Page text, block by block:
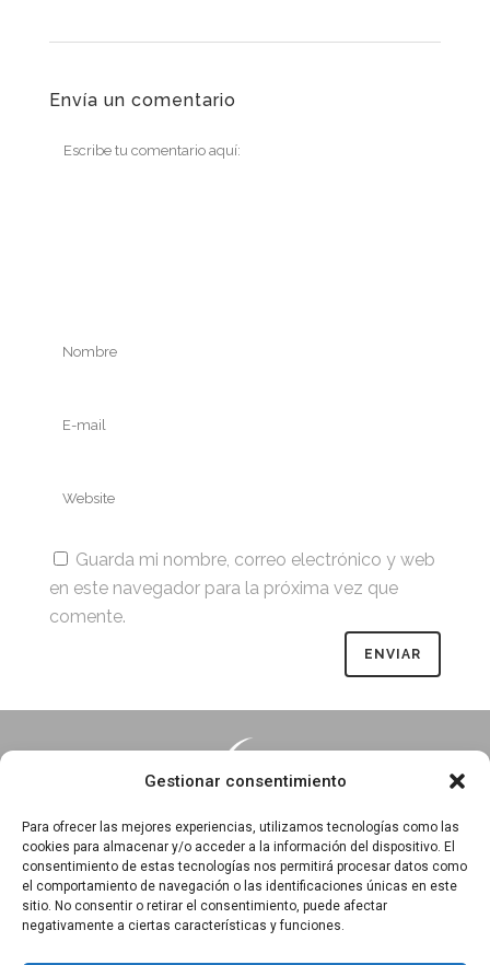
Gestionar consentimiento
Para ofrecer las mejores experiencias, utilizamos tecnologías como las
cookies para almacenar y/o acceder a la información del dispositivo. El
consentimiento de estas tecnologías nos permitirá procesar datos como
el comportamiento de navegación o las identificaciones únicas en este
sitio. No consentir o retirar el consentimiento, puede afectar
negativamente a ciertas características y funciones.
Envía un comentario
Guarda mi nombre, correo electrónico y web
en este navegador para la próxima vez que
comente.
Essentia · Espacio Terapéutico y Escuela de Yoga
C/Arrabal 25, 1°A y 1ºB 39003
Santander, Cantabria